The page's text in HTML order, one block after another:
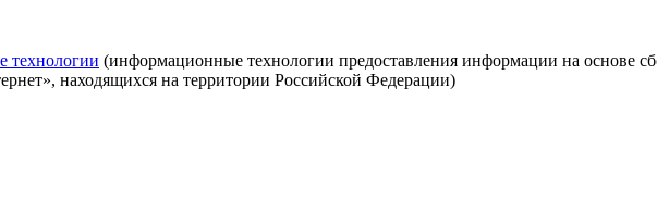
технологии (информационные технологии предоставления информации на основе
находящихся на территории Российской Федерации)